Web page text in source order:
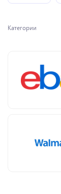
Категории